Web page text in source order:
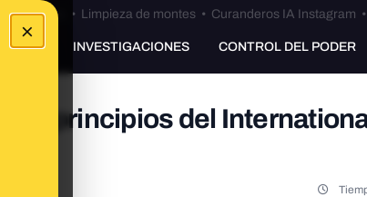
×
Bulos Ceuta • Limpieza de montes• Curanderos IA Instagram •
INVESTIGACIONES CONTROL DEL PODER
de principios del